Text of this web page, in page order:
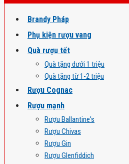
Brandy Pháp
Phụ kiện rượu vang
Quà rượu tết
Quà tặng dưới 1 triệu
Quà tặng từ 1-2 triệu
Rượu Cognac
Rượu mạnh
Rượu Ballantine's
Rượu Chivas
Rượu Gin
Rượu Glenfiddich